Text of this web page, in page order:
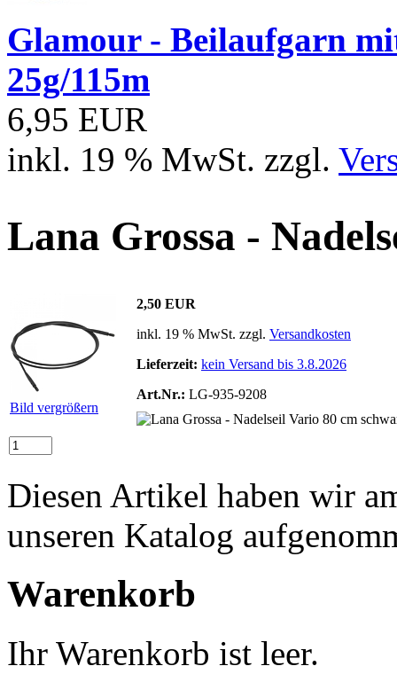
Glamour - Beilaufgarn
25g/115m
6,95 EUR
inkl. 19 % MwSt. zzgl.
Lana Grossa -
Bild vergrößern
2,50 EUR
inkl. 19 % MwSt. zzgl. Versandkosten
Lieferzeit: kein Versand bis 3.8.2026
Art.Nr.: LG-935-9208
Diesen Artikel haben wir
unseren Katalog
Warenkorb
Ihr Warenkorb ist leer.